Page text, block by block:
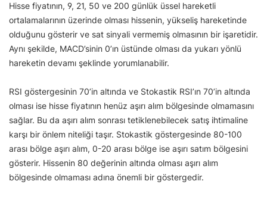
Hisse fiyatının, 9, 21, 50 ve 200 günlük üssel hareketli
ortalamalarının üzerinde olması hissenin, yükseliş hareketinde
olduğunu gösterir ve sat sinyali vermemiş olmasının bir işaretidir.
Aynı şekilde, MACD’sinin 0’ın üstünde olması da yukarı yönlü
hareketin devamı şeklinde yorumlanabilir.
RSI göstergesinin 70’in altında ve Stokastik RSI’ın 70’in altında
olması ise hisse fiyatının henüz aşırı alım bölgesinde olmamasını
sağlar. Bu da aşırı alım sonrası tetiklenebilecek satış ihtimaline
karşı bir önlem niteliği taşır. Stokastik göstergesinde 80-100
arası bölge aşırı alım, 0-20 arası bölge ise aşırı satım bölgesini
gösterir. Hissenin 80 değerinin altında olması aşırı alım
bölgesinde olmaması adına önemli bir göstergedir.